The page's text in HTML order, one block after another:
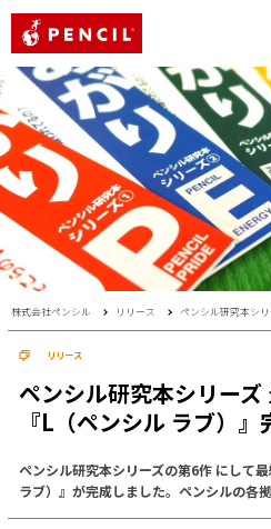
株式会社ペンシル リリース ペンシル研究本シ
リリース
ペンシル研究本シリーズ
『L（ペンシル ラブ）』
ペンシル研究本シリーズの第6作 にして
ラブ）』が完成しました。ペンシルの各